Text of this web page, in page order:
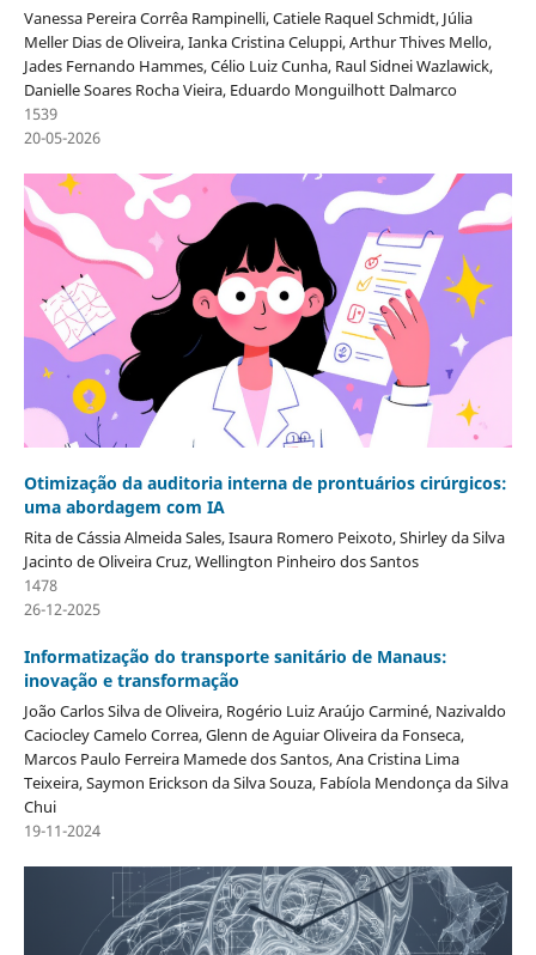
Vanessa Pereira Corrêa Rampinelli, Catiele Raquel Schmidt, Júlia
Meller Dias de Oliveira, Ianka Cristina Celuppi, Arthur Thives Mello,
Jades Fernando Hammes, Célio Luiz Cunha, Raul Sidnei Wazlawick,
Danielle Soares Rocha Vieira, Eduardo Monguilhott Dalmarco
1539
20-05-2026
Otimização da auditoria interna de prontuários cirúrgicos:
uma abordagem com IA
Rita de Cássia Almeida Sales, Isaura Romero Peixoto, Shirley da Silva
Jacinto de Oliveira Cruz, Wellington Pinheiro dos Santos
1478
26-12-2025
Informatização do transporte sanitário de Manaus:
inovação e transformação
João Carlos Silva de Oliveira, Rogério Luiz Araújo Carminé, Nazivaldo
Caciocley Camelo Correa, Glenn de Aguiar Oliveira da Fonseca,
Marcos Paulo Ferreira Mamede dos Santos, Ana Cristina Lima
Teixeira, Saymon Erickson da Silva Souza, Fabíola Mendonça da Silva
Chui
19-11-2024